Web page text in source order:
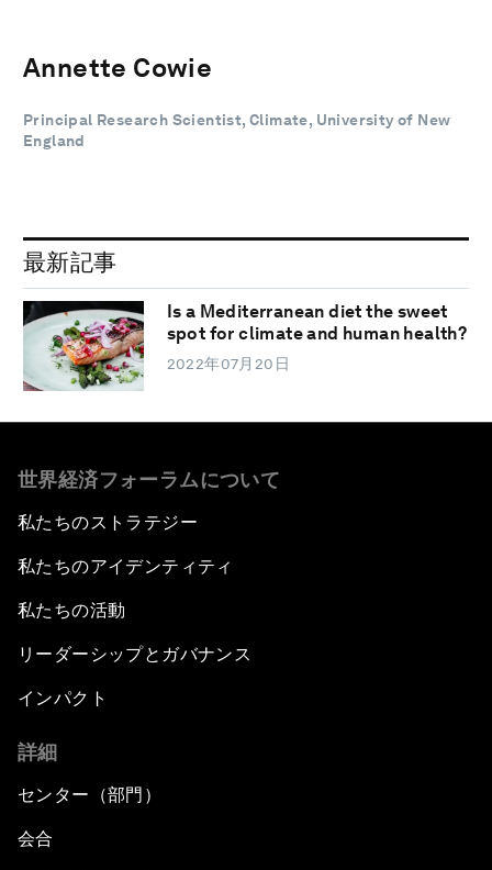
Annette Cowie
Principal Research Scientist, Climate, University of New
England
最新記事
Is a Mediterranean diet the sweet
spot for climate and human health?
2022年07月20日
世界経済フォーラムについて
私たちのストラテジー
私たちのアイデンティティ
私たちの活動
リーダーシップとガバナンス
インパクト
詳細
センター（部門）
会合